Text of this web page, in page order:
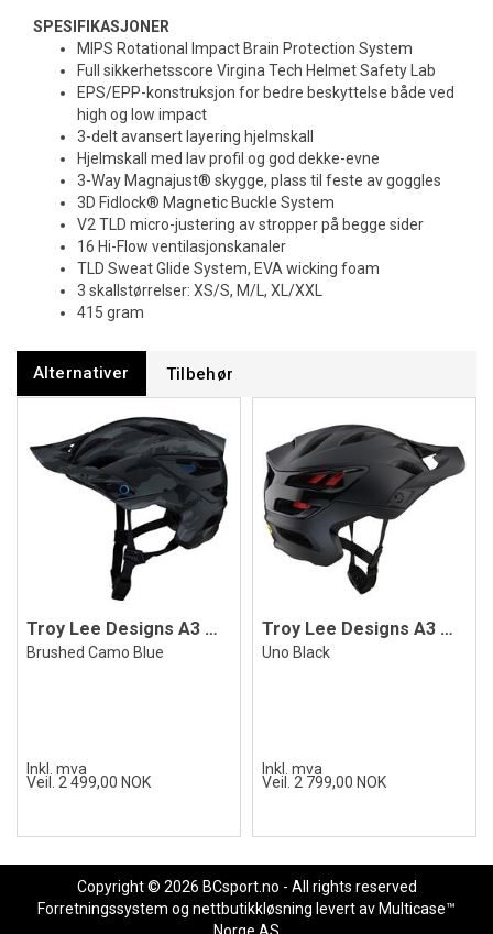
SPESIFIKASJONER
MIPS Rotational Impact Brain Protection System
Full sikkerhetsscore Virgina Tech Helmet Safety Lab
EPS/EPP-konstruksjon for bedre beskyttelse både ved
high og low impact
3-delt avansert layering hjelmskall
Hjelmskall med lav profil og god dekke-evne
3-Way Magnajust® skygge, plass til feste av goggles
3D Fidlock® Magnetic Buckle System
V2 TLD micro-justering av stropper på begge sider
16 Hi-Flow ventilasjonskanaler
TLD Sweat Glide System, EVA wicking foam
3 skallstørrelser: XS/S, M/L, XL/XXL
415 gram
Alternativer Tilbehør
Troy Lee Designs A3 MIPS Helmet
Brushed Camo Blue
Inkl. mva
Veil. 2 499,00 NOK
Troy Lee Designs A3 MIPS Helmet, Black
Uno Black
Inkl. mva
Veil. 2 799,00 NOK
Copyright © 2026 BCsport.no - All rights reserved
Forretningssystem og nettbutikkløsning levert av Multicase™